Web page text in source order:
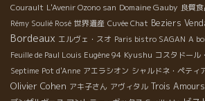
Courault L'Avenir Ozono san Domaine Gauby 良質
Rémy Soulié Rosé 世界遺産 Cuvée Chat Beziers
Bordeaux エルヴェ・スオ Paris bistro SAGAN A
Feuille de Paul Louis Eugène 94 Kyushu コスタドール
Septime Pot d'Anne アエラシオン シャルドネ・ペティ
Olivier Cohen アキ子さん アヴィタル Trois Amours